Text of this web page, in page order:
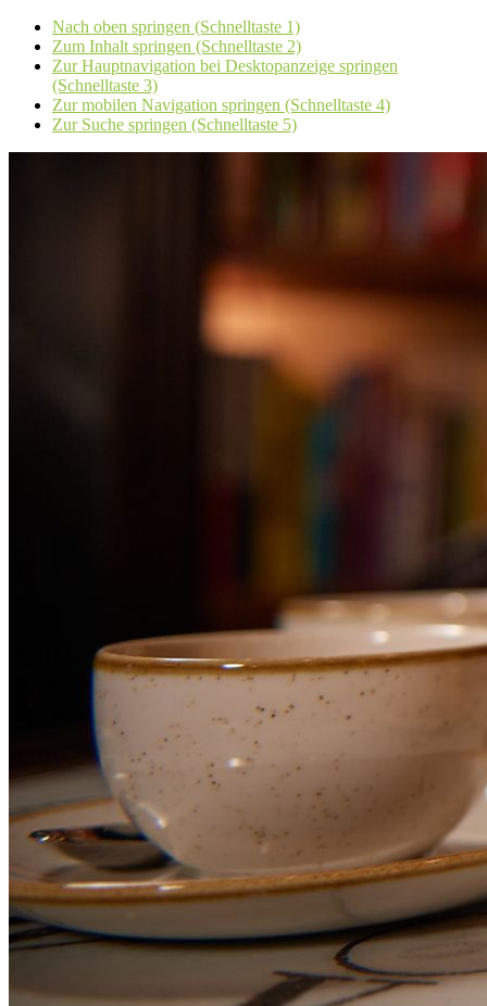
Nach oben springen (Schnelltaste 1)
Zum Inhalt springen (Schnelltaste 2)
Zur Hauptnavigation bei Desktopanzeige springen
(Schnelltaste 3)
Zur mobilen Navigation springen (Schnelltaste 4)
Zur Suche springen (Schnelltaste 5)